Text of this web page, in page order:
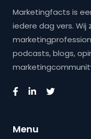
Marketingfacts is
iedere dag vers.
podcasts, blogs,
Menu